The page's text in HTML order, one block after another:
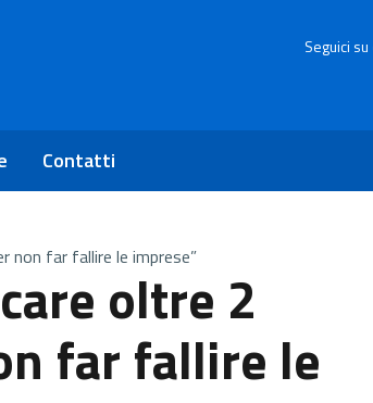
Seguici su
Contatti
non far fallire le imprese”
oltre 2
far fallire le